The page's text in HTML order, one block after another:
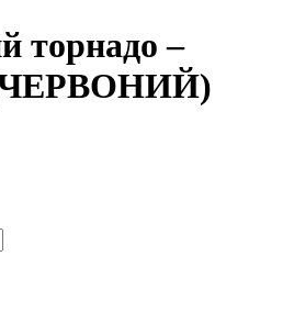
торнадо –
(ЧЕРВОНИЙ)